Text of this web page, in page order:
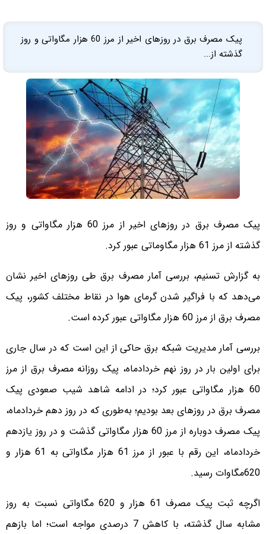
پیک مصرف برق در روزهای اخیر از مرز 60 هزار مگاواتی و روز
گذشته از...
پیک مصرف برق در روزهای اخیر از مرز 60 هزار مگاواتی و روز
گذشته از مرز 61 هزار مگاوماتی عبور کرد.
به گزارش تسنیم، بررسی آمار مصرف برق طی روزهای اخیر نشان
می‌دهد که با فراگیر شدن گرمای هوا در نقاط مختلف کشور، پیک
مصرف برق از مرز 60 هزار مگاواتی عبور کرده است.
بررسی آمار مدیریت شبکه برق حاکی از این است که در سال جاری
برای اولین بار در روز نهم خردادماه، پیک روزانه مصرف برق از مرز
60 هزار مگاواتی عبور کرد؛ در ادامه شاهد شیب صعودی پیک
مصرف برق در روزهای بعد بودیم؛ به‌طوری که در روز دهم خردادماه،
پیک مصرف دوباره از مرز 60 هزار مگاواتی گذشت و در روز یازدهم
خردادماه، این رقم با عبور از مرز 61 هزار مگاواتی به 61 هزار و
620مگاوات رسید.
اگرچه ثبت پیک مصرف 61 هزار و 620 مگاواتی نسبت به روز
مشابه سال گذشته، با کاهش 7 درصدی مواجه است؛ اما بازهم